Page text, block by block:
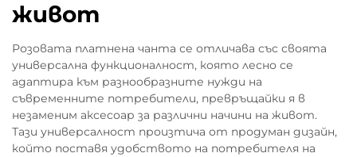
живот
Розовата платнена чанта се отличава със своята
универсална функционалност, която лесно се
адаптира към разнообразните нужди на
съвременните потребители, превръщайки я в
незаменим аксесоар за различни начини на живот.
Тази универсалност произтича от продуман дизайн,
който поставя удобството на потребителя на